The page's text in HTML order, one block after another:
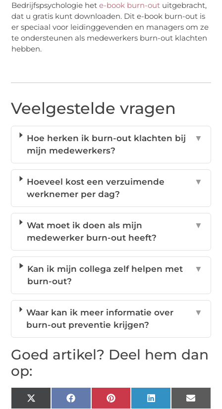
Bedrijfspsychologie hete-book burn-out uitgebracht,
dat u gratis kunt downloaden. Dit e-book burn-out is
er speciaal voor leidinggevenden en managers om ze
te ondersteunen als medewerkers burn-out klachten
hebben.
Veelgestelde vragen
Hoe herken ik burn-out klachten bij
mijn medewerkers?
▼
Hoeveel kost een verzuimende
werknemer per dag?
▼
Wat moet ik doen als mijn
medewerker burn-out heeft?
▼
Kan ik mijn collega zelf helpen met
burn-out?
▼
Waar kan ik meer informatie over
burn-out preventie krijgen?
▼
Goed artikel? Deel hem dan
op:
X
FacebookPinterestLinkedIn Email